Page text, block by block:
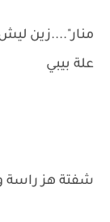
منار"....زين
علة بيبي
شفتة هز راسة